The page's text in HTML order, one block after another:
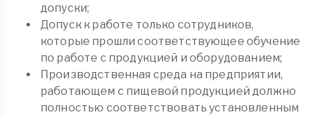
допуски;
Допуск к работе только сотрудников,
которые прошли соответствующее обучение
по работе с продукцией и оборудованием;
Производственная среда на предприятии,
работающем с пищевой продукцией должно
полностью соответствовать установленным